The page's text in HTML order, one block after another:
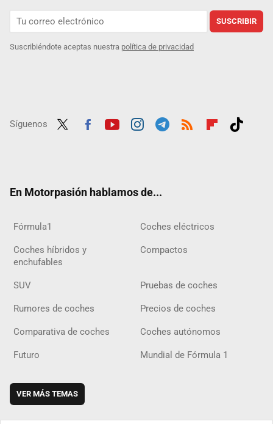
SUSCRIBIR
Suscribiéndote aceptas nuestra política de privacidad
Síguenos
En Motorpasión hablamos de...
Fórmula1 Coches eléctricos
Coches híbridos y
enchufables
Compactos
SUV Pruebas de coches
Rumores de coches Precios de coches
Comparativa de coches Coches autónomos
Futuro Mundial de Fórmula 1
VER MÁS TEMAS